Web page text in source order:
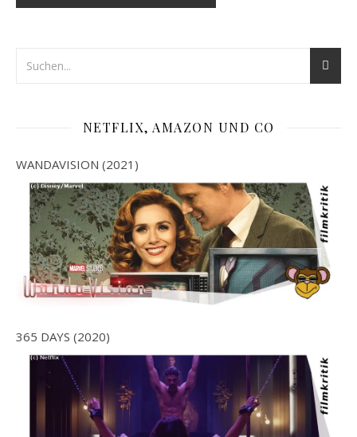
NETFLIX, AMAZON UND CO
WANDAVISION (2021)
365 DAYS (2020)